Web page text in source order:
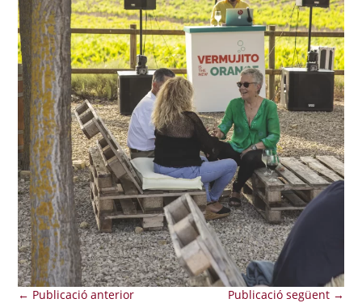
← Publicació anterior Publicació següent→